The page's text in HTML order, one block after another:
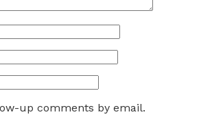
up comments by email.